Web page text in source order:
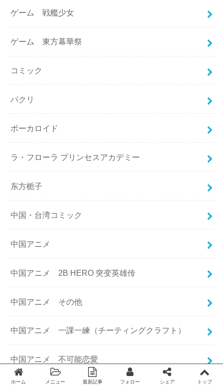
ゲーム 戦艦少女
ゲーム 東方幕華祭
コミック
パクリ
ボーカロイド
ラ・フローラ プリンセスアカデミー
东方栀子
中国・台湾コミック
中国アニメ
中国アニメ 2B HERO 突变英雄传
中国アニメ その他
中国アニメ 一課一練（チーティングクラフト）
中国アニメ 不可能恋愛
ホーム メニュー 最新記事 フォロー シェア トップ
Twitter facebook